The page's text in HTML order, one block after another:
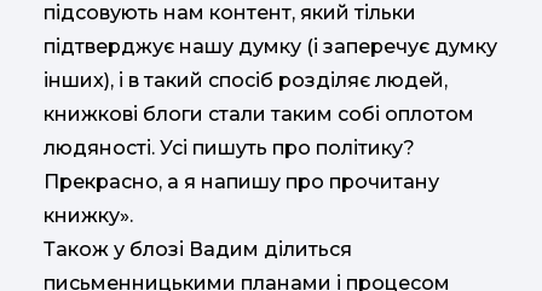
підсовують нам контент, який тільки
підтверджує нашу думку (і заперечує думку
інших), і в такий спосіб розділяє людей,
книжкові блоги стали таким собі оплотом
людяності. Усі пишуть про політику?
Прекрасно, а я напишу про прочитану
книжку».
Також у блозі Вадим ділиться
письменницькими планами і процесом